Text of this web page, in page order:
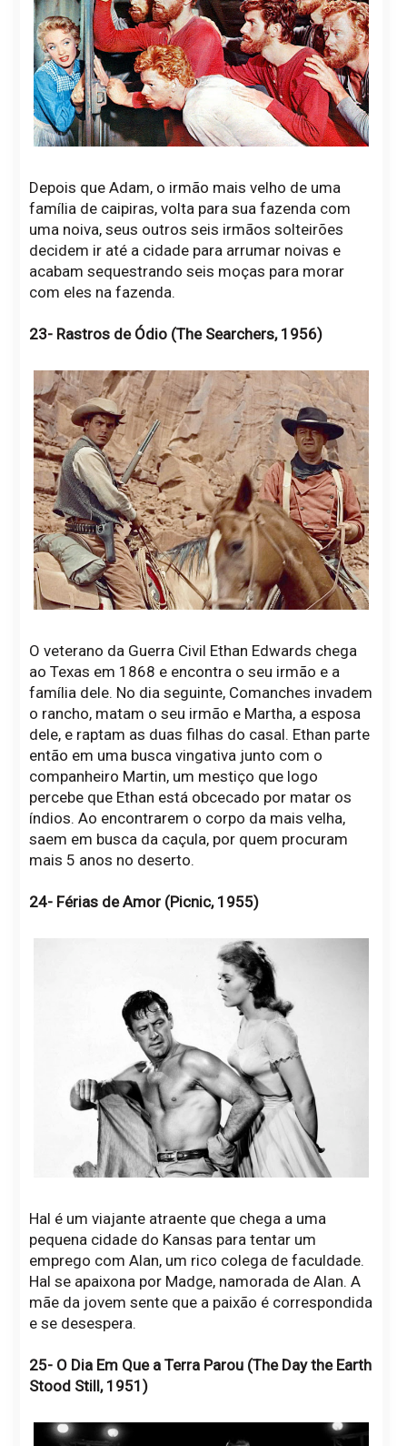
Depois que Adam, o irmão mais velho de uma
família de caipiras, volta para sua fazenda com
uma noiva, seus outros seis irmãos solteirões
decidem ir até a cidade para arrumar noivas e
acabam sequestrando seis moças para morar
com eles na fazenda.
23- Rastros de Ódio (The Searchers, 1956)
O veterano da Guerra Civil Ethan Edwards chega
ao Texas em 1868 e encontra o seu irmão e a
família dele. No dia seguinte, Comanches invadem
o rancho, matam o seu irmão e Martha, a esposa
dele, e raptam as duas filhas do casal. Ethan parte
então em uma busca vingativa junto com o
companheiro Martin, um mestiço que logo
percebe que Ethan está obcecado por matar os
índios. Ao encontrarem o corpo da mais velha,
saem em busca da caçula, por quem procuram
mais 5 anos no deserto.
24- Férias de Amor (Picnic, 1955)
Hal é um viajante atraente que chega a uma
pequena cidade do Kansas para tentar um
emprego com Alan, um rico colega de faculdade.
Hal se apaixona por Madge, namorada de Alan. A
mãe da jovem sente que a paixão é correspondida
e se desespera.
25- O Dia Em Que a Terra Parou (The Day the Earth
Stood Still, 1951)